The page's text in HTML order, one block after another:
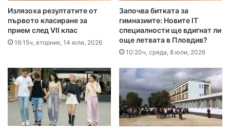
Излязоха резултатите от
първото класиране за
прием след VII клас
16:15ч, вторник, 14 юли, 2026
Започва битката за
гимназиите: Новите IT
специалности ще вдигнат ли
още летвата в Пловдив?
10:20ч, сряда, 8 юли, 2026